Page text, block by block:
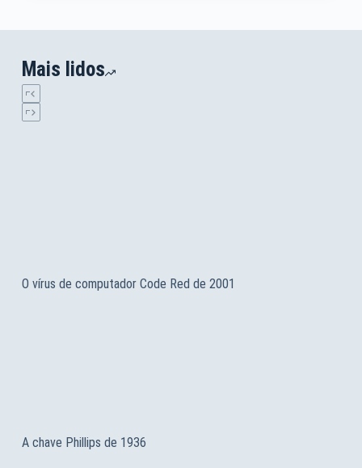
Mais lidos
O vírus de computador Code Red de 2001
A chave Phillips de 1936